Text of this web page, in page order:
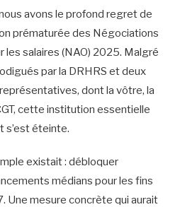
avons le profond regret de
prématurée des Négociations
les salaires (NAO) 2025. Malgré
par la DRHRS et deux
dont la vôtre, la
cette institution essentielle
s’est éteinte.
existait : débloquer
médians pour les fins
Une mesure concrète qui aurait